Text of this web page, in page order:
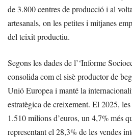
de 3.800 centres de producció i al
artesanals, on les petites i mitjanes
del teixit productiu.
Segons les dades de l’‘Informe
consolida com el sisè productor de
Unió Europea i manté la
estratègica de creixement. El 2025,
1.510 milions d’euros, un 4,7% més
representant el 28,3% de les vendes